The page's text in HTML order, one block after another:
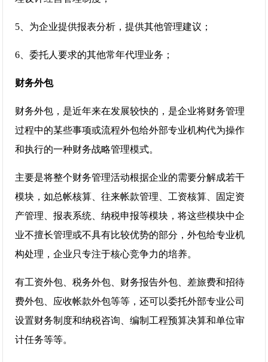
5、为企业提供报表分析，提供其他管理建议；
6、委托人要求的其他常年代理业务；
财务外包
财务外包，是近年来在发展较快的，是企业将财务管理
过程中的某些事项或流程外包给外部专业机构代为操作
和执行的一种财务战略管理模式。
主要是将整个财务管理活动根据企业的需要分解成若干
模块，如总帐核算、往来帐款管理、工资核算、固定资
产管理、报表系统、纳税申报等模块，将这些模块中企
业不擅长管理或不具有比较优势的部分，外包给专业机
构处理，企业只专注于核心竞争力的培养。
有工资外包、税务外包、财务报告外包、差旅费和招待
费外包、应收帐款外包等等，还可以委托外部专业公司
设置财务制度和纳税咨询、编制工程预算决算和单位审
计任务等等。